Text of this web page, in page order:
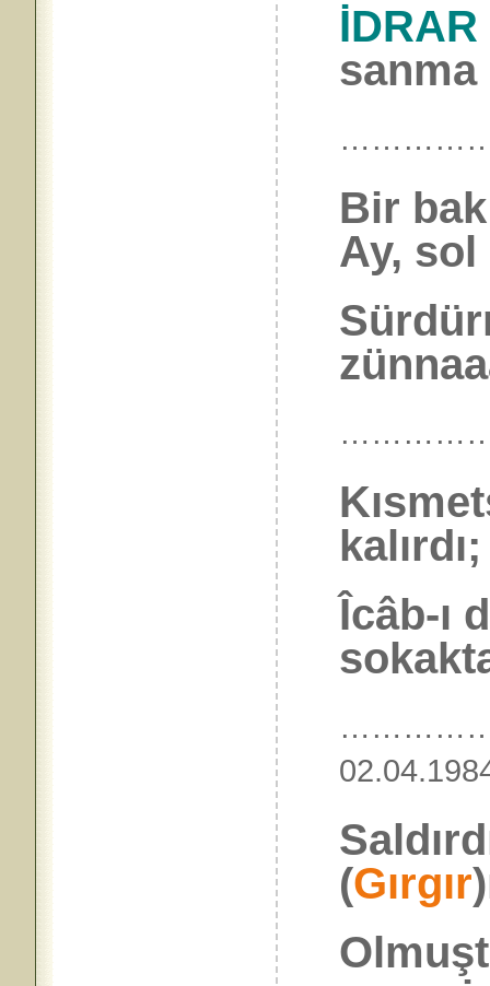
İDRAR
sanma
Bir
Ay, sol
kalırdı;
Îcâb-ı
(Gırgır